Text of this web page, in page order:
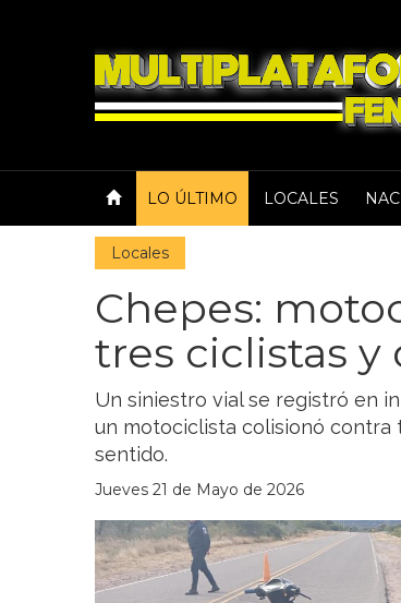
LO ÚLTIMO LOCALES
Locales
Chepes:
tres ciclistas y
Un siniestro vial se registró en
un motociclista colisionó contra
sentido.
Jueves 21 de Mayo de 2026